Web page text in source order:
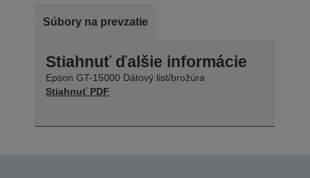
Súbory na prevzatie
Stiahnuť ďalšie informácie
Epson GT-15000 Dátový list/brožúra
Stiahnuť PDF